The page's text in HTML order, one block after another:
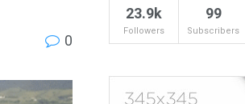
0
23.9k
Followers
99
Subscribers